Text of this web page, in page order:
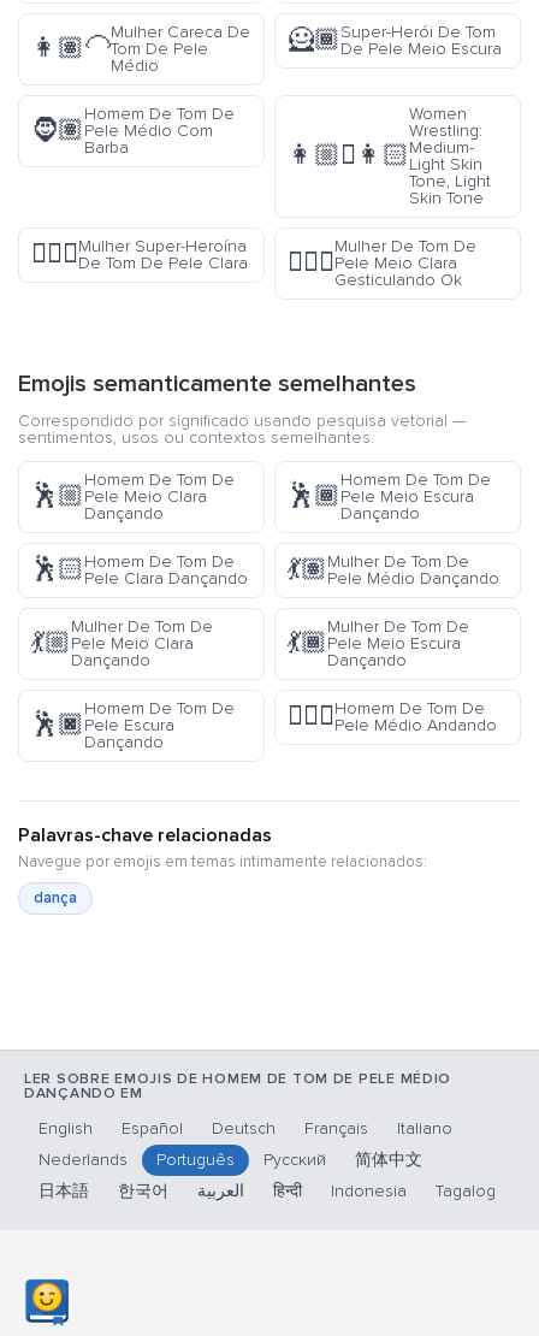
👩🏽‍🦲
Mulher Careca De
Tom De Pele
Médio
🦸🏾Super-Herói De Tom
De Pele Meio Escura
🧔🏽
Homem De Tom De
Pele Médio Com
Barba
👩🏼‍🫯‍👩🏻
Women
Wrestling:
Medium-
Light Skin
Tone, Light
Skin Tone
🦸🏻‍♀️Mulher Super-Heroína
De Tom De Pele Clara
🙆🏼‍♀️
Mulher De Tom De
Pele Meio Clara
Gesticulando Ok
Emojis semanticamente semelhantes
Correspondido por significado usando pesquisa vetorial —
sentimentos, usos ou contextos semelhantes.
🕺🏼
Homem De Tom De
Pele Meio Clara
Dançando
🕺🏾
Homem De Tom De
Pele Meio Escura
Dançando
🕺🏻Homem De Tom De
Pele Clara Dançando
💃🏽Mulher De Tom De
Pele Médio Dançando
💃🏼
Mulher De Tom De
Pele Meio Clara
Dançando
💃🏾
Mulher De Tom De
Pele Meio Escura
Dançando
🕺🏿
Homem De Tom De
Pele Escura
Dançando
🚶🏽‍♂️Homem De Tom De
Pele Médio Andando
Palavras-chave relacionadas
Navegue por emojis em temas intimamente relacionados:
dança
LER SOBRE EMOJIS DE HOMEM DE TOM DE PELE MÉDIO
DANÇANDO EM
English Español Deutsch Français
Italiano
Nederlands
Português Русский
简体中文
日本語
한국어 العربية हिन्दी Indonesia Tagalog